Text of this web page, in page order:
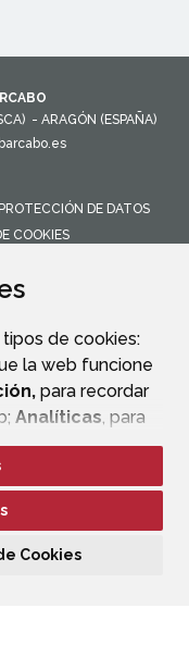
de cookies:
la web funcione
para recordar
Analíticas, para
y sus servicios.
todas”
pulsa el botón
técnicas
Cookies
- ARAGÓN (ESPAÑA)
PROTECCIÓN DE DATOS
COOKIES